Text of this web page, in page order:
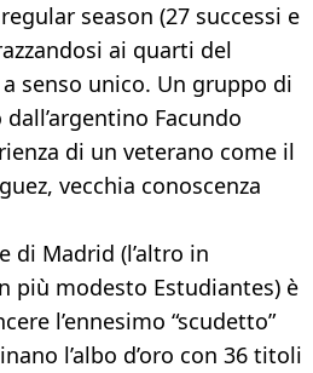
season (27 successi e
ai quarti del
senso unico. Un gruppo di
Facundo
di un veterano come il
vecchia conoscenza
di Madrid (l’altro in
più modesto Estudiantes) è
l’ennesimo “scudetto”
l’albo d’oro con 36 titoli